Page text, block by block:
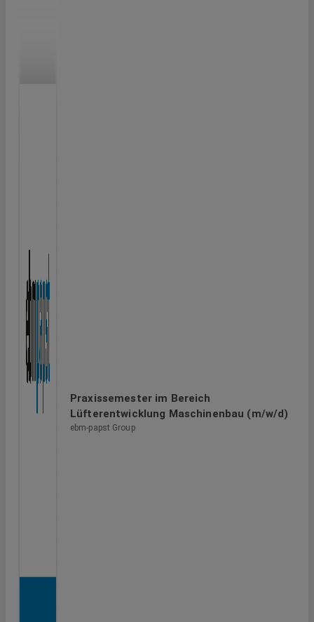
Praxissemester im Bereich
Lüfterentwicklung Maschinenbau (m/w/d)
ebm-papst Group